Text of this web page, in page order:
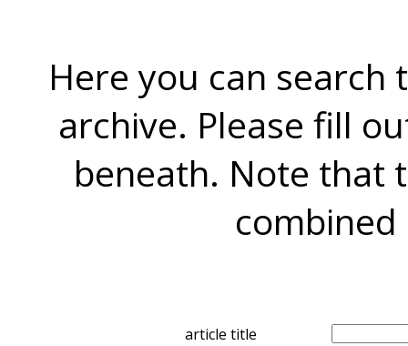
Here you can search
archive. Please fill
beneath. Note that
combined
article title